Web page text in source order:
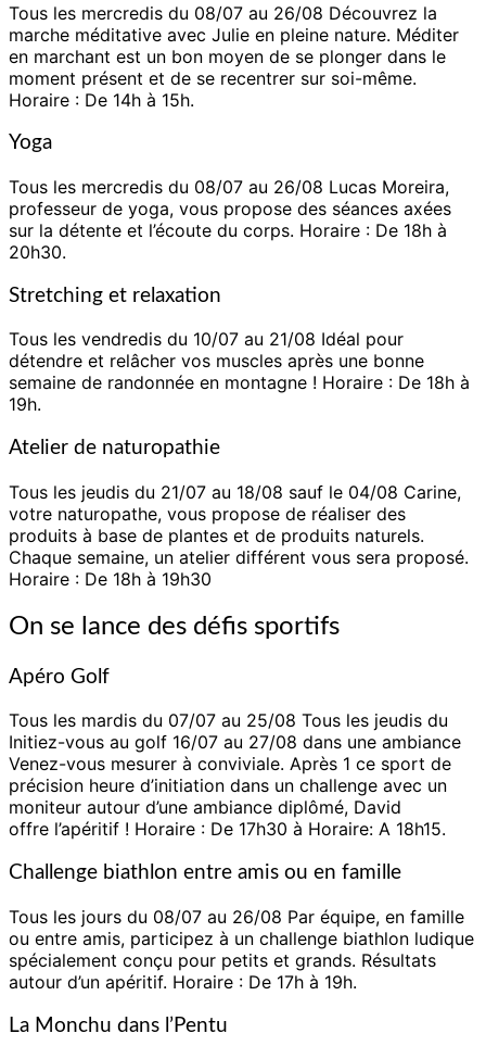
Tous les mercredis du 08/07 au 26/08 Découvrez la
marche méditative avec Julie en pleine nature. Méditer
en marchant est un bon moyen de se plonger dans le
moment présent et de se recentrer sur soi-même.
Horaire : De 14h à 15h.
Yoga
Tous les mercredis du 08/07 au 26/08 Lucas Moreira,
professeur de yoga, vous propose des séances axées
sur la détente et l’écoute du corps. Horaire : De 18h à
20h30.
Stretching et relaxation
Tous les vendredis du 10/07 au 21/08 Idéal pour
détendre et relâcher vos muscles après une bonne
semaine de randonnée en montagne ! Horaire : De 18h à
19h.
Atelier de naturopathie
Tous les jeudis du 21/07 au 18/08 sauf le 04/08 Carine,
votre naturopathe, vous propose de réaliser des
produits à base de plantes et de produits naturels.
Chaque semaine, un atelier différent vous sera proposé.
Horaire : De 18h à 19h30
On se lance des défis sportifs
Apéro Golf
Tous les mardis du 07/07 au 25/08 Tous les jeudis du
Initiez-vous au golf 16/07 au 27/08 dans une ambiance
Venez-vous mesurer à conviviale. Après 1 ce sport de
précision heure d’initiation dans un challenge avec un
moniteur autour d’une ambiance diplômé, David
offre l’apéritif ! Horaire : De 17h30 à Horaire: A 18h15.
Challenge biathlon entre amis ou en famille
Tous les jours du 08/07 au 26/08 Par équipe, en famille
ou entre amis, participez à un challenge biathlon ludique
spécialement conçu pour petits et grands. Résultats
autour d’un apéritif. Horaire : De 17h à 19h.
La Monchu dans l’Pentu